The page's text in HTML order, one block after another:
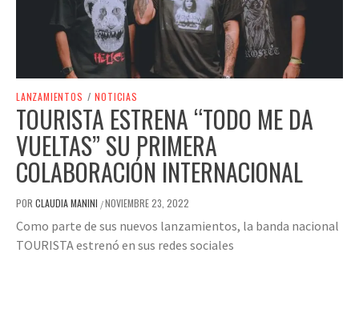
LANZAMIENTOS / NOTICIAS
TOURISTA ESTRENA “TODO ME DA
VUELTAS” SU PRIMERA
COLABORACIÓN INTERNACIONAL
POR CLAUDIA MANINI /NOVIEMBRE 23, 2022
Como parte de sus nuevos lanzamientos, la banda nacional
TOURISTA estrenó en sus redes sociales